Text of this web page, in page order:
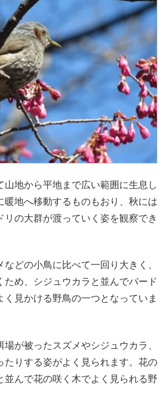
山地から平地まで広い範囲に生息し
暖地へ移動するものもおり、秋には
リの大群が渡っていく姿を観察でき
どの小鳥に比べて一回り大きく、
ため、シジュウカラと並んでバード
く見かける野鳥の一つとなっていま
が被ったスズメやシジュウカラ、
たりする姿がよく見られます。花の
並んで花の咲く木でよく見られる野